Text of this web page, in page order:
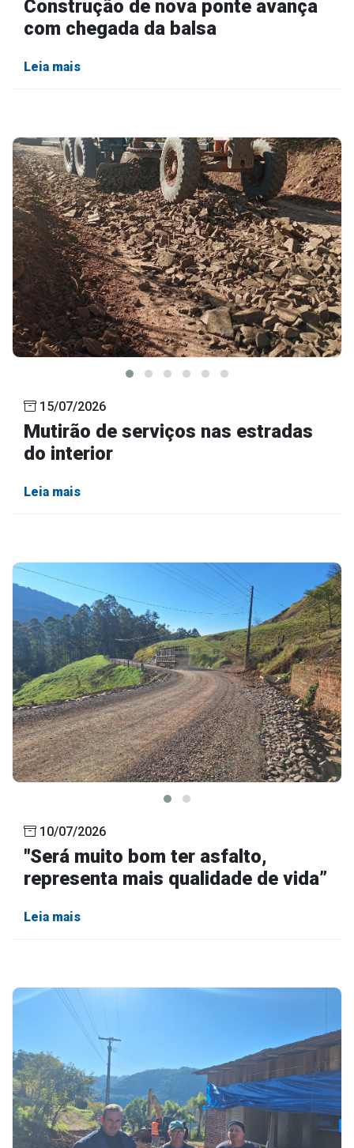
Construção de nova ponte avança
com chegada da balsa
Leia mais
15/07/2026
Mutirão de serviços nas estradas
do interior
Leia mais
10/07/2026
"Será muito bom ter asfalto,
representa mais qualidade de vida”
Leia mais